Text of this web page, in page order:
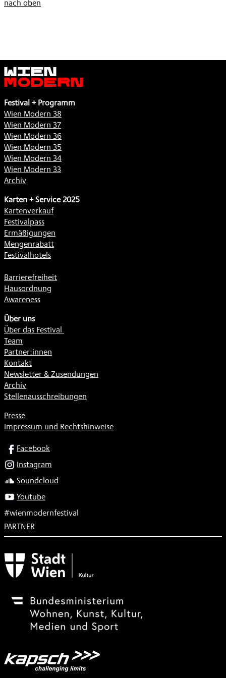
nach oben
Wien
Modern
Festival + Programm
Wien Modern 38
Wien Modern 37
Wien Modern 36
Wien Modern 35
Wien Modern 34
Wien Modern 33
Archiv
Karten + Service 2025
Kartenverkauf
Festivalpass
Ermäßigungen
Mengenrabatt
Festivalhotels
Barrierefreiheit
Hausordnung
Awareness
Über uns
Über das Festival
Team
Partner:innen
Kontakt
Newsletter & Zusendungen
Archiv
Stellenausschreibungen
Presse
Impressum und Rechtshinweise
SOCIALFacebook
Instagram
Soundcloud
Youtube
#wienmodernfestival
PARTNER
Subventionsgeber